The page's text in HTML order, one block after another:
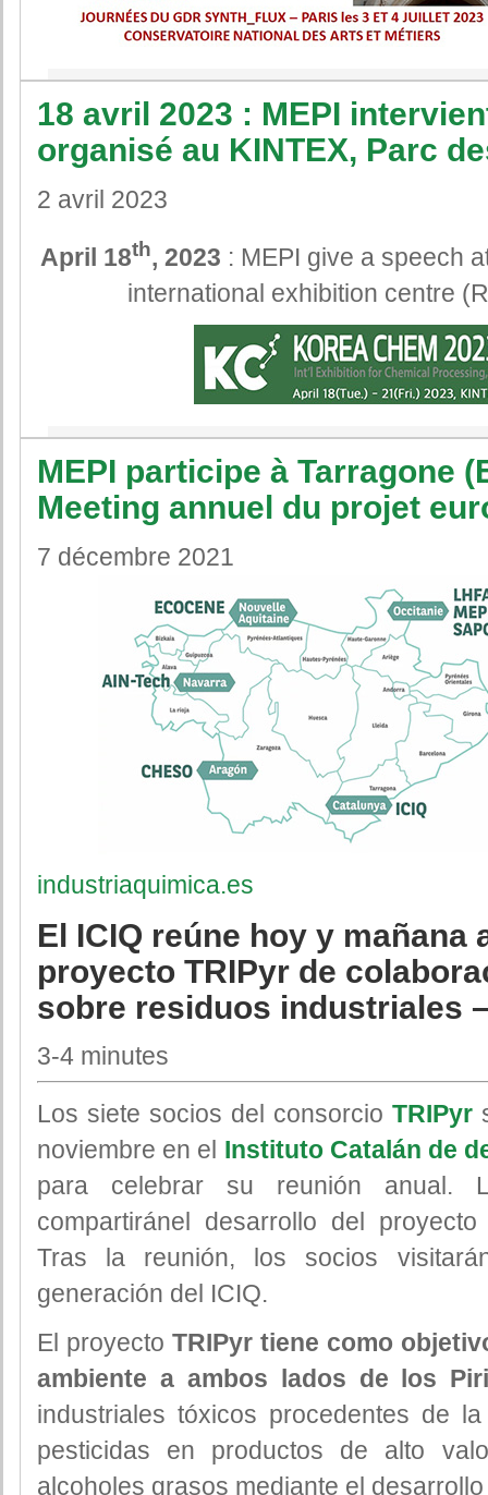
18 avril 2023 : MEPI
organisé au KINTEX, Parc
2 avril 2023
April 18th, 2023 : MEPI give a speech
international exhibition centre
MEPI participe à Tarragone
Meeting annuel du projet
7 décembre 2021
industriaquimica.es
El ICIQ reúne hoy y mañana
proyecto TRIPyr de
sobre residuos industriales
3-4 minutes
Los siete socios del consorcio TRIPyr
noviembre en el Instituto Catalán de
para celebrar su reunión anual.
compartiránel desarrollo del
Tras la reunión, los socios
generación del ICIQ.
El proyecto TRIPyr tiene como
ambiente a ambos lados de los
industriales tóxicos procedentes de
pesticidas en productos de alto
alcoholes grasos mediante el